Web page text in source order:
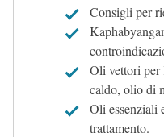
Consigli per
Oli vettori per
caldo, olio di
Oli essenziali
trattamento.